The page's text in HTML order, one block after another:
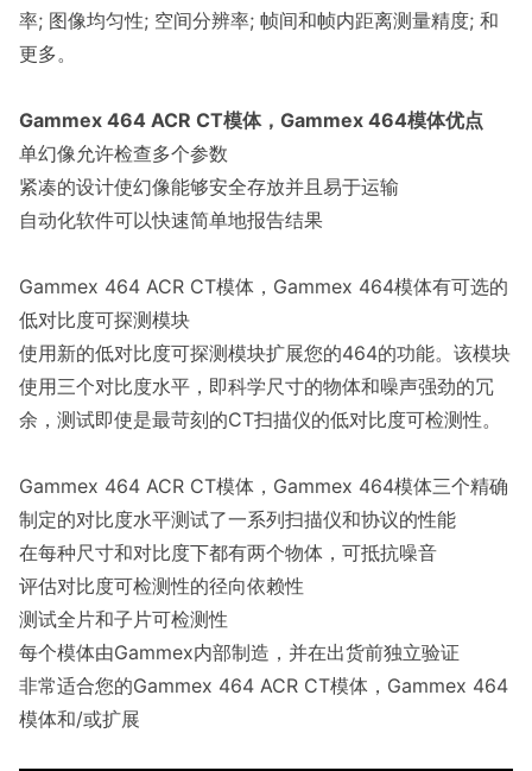
率; 图像均匀性; 空间分辨率; 帧间和帧内距离测量精度; 和
更多。
Gammex 464 ACR CT模体，Gammex 464模体优点
单幻像允许检查多个参数
紧凑的设计使幻像能够安全存放并且易于运输
自动化软件可以快速简单地报告结果
Gammex 464 ACR CT模体，Gammex 464模体有可选的
低对比度可探测模块
使用新的低对比度可探测模块扩展您的464的功能。该模块
使用三个对比度水平，即科学尺寸的物体和噪声强劲的冗
余，测试即使是最苛刻的CT扫描仪的低对比度可检测性。
Gammex 464 ACR CT模体，Gammex 464模体三个精确
制定的对比度水平测试了一系列扫描仪和协议的性能
在每种尺寸和对比度下都有两个物体，可抵抗噪音
评估对比度可检测性的径向依赖性
测试全片和子片可检测性
每个模体由Gammex内部制造，并在出货前独立验证
非常适合您的Gammex 464 ACR CT模体，Gammex 464
模体和/或扩展